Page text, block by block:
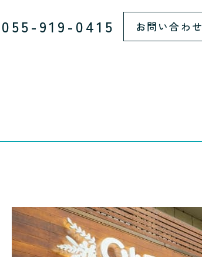
055-919-0415 お問い合わせ